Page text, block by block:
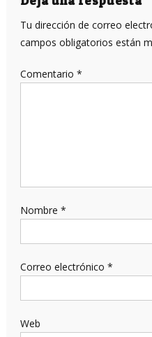
Tu dirección de correo
campos obligatorios están
Comentario *
Nombre *
Correo electrónico *
Web